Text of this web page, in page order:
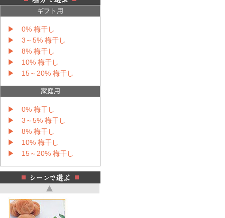
ギフト用
▶ 0% 梅干し
▶ 3～5% 梅干し
▶ 8% 梅干し
▶ 10% 梅干し
▶ 15～20% 梅干し
家庭用
▶ 0% 梅干し
▶ 3～5% 梅干し
▶ 8% 梅干し
▶ 10% 梅干し
▶ 15～20% 梅干し